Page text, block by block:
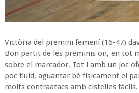
Victòria del premini femení (16-47)
Bon partit de les preminis on, en tot
sobre el marcador. Tot i amb un joc
poc fluid, aguantar bé físicament el
molts contraatacs amb cistelles